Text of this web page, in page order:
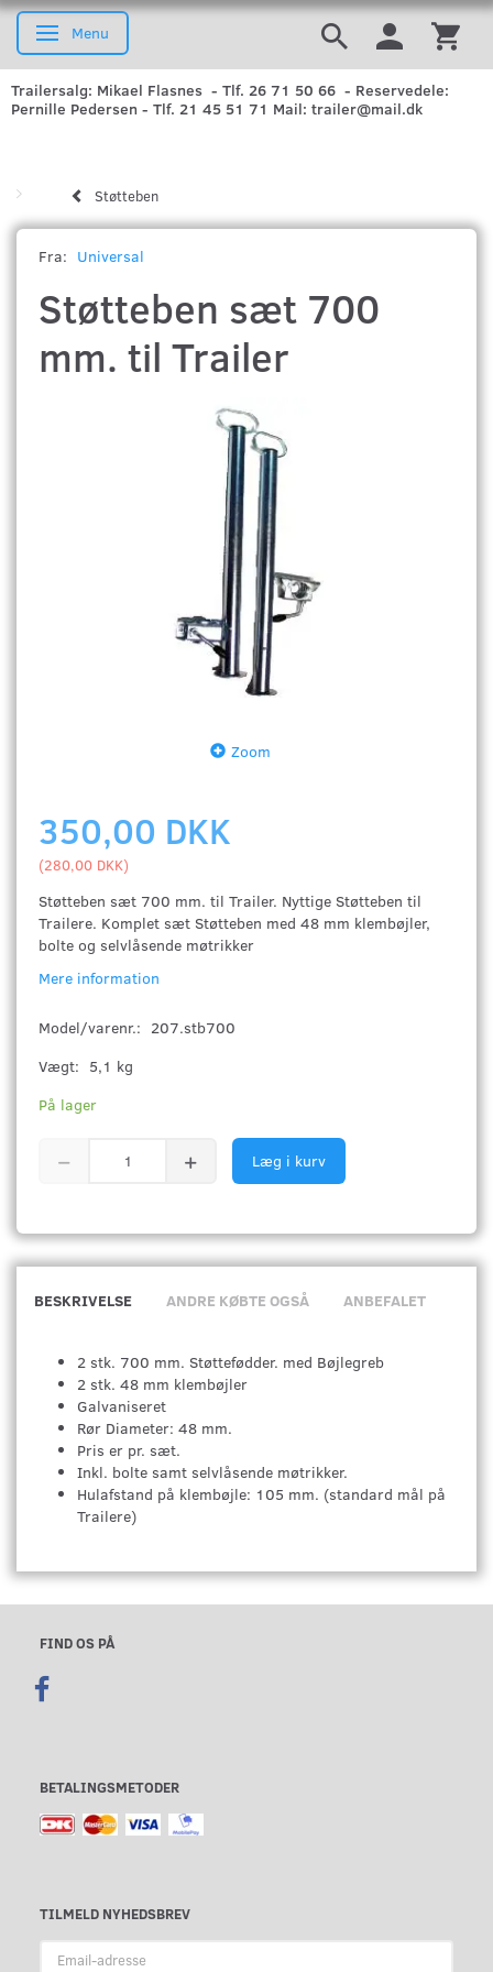
Skifte navigation
Menu
Trailersalg: Mikael Flasnes - Tlf. 26 71 50 66 - Reservedele:
Pernille Pedersen - Tlf. 21 45 51 71 Mail: trailer@mail.dk
Støtteben
Fra: Universal
Støtteben sæt 700
mm. til Trailer
Zoom
350,00 DKK
(280,00 DKK)
Støtteben sæt 700 mm. til Trailer. Nyttige Støtteben til
Trailere. Komplet sæt Støtteben med 48 mm klembøjler,
bolte og selvlåsende møtrikker
Mere information
Model/varenr.: 207.stb700
Vægt: 5,1 kg
På lager
Læg i kurv
BESKRIVELSE ANDRE KØBTE OGSÅ ANBEFALET
2 stk. 700 mm. Støttefødder. med Bøjlegreb
2 stk. 48 mm klembøjler
Galvaniseret
Rør Diameter: 48 mm.
Pris er pr. sæt.
Inkl. bolte samt selvlåsende møtrikker.
Hulafstand på klembøjle: 105 mm. (standard mål på
Trailere)
FIND OS PÅ
BETALINGSMETODER
TILMELD NYHEDSBREV
adresse